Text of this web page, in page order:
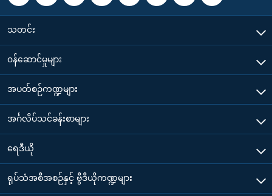
သတင်း
၀န်ဆောင်မှုများ
အပတ်စဉ်ကဏ္ဍများ
အင်္ဂလိပ်သင်ခန်းစာများ
ရေဒီယို
ရုပ်သံအစီအစဉ်နှင့် ဗွီဒီယိုကဏ္ဍများ